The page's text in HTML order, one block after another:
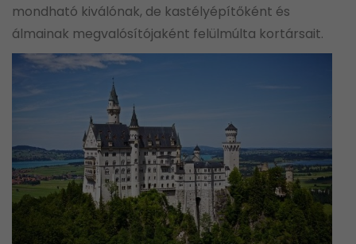
mondható kiválónak, de kastélyépítőként és
álmainak megvalósítójaként felülmúlta kortársait.